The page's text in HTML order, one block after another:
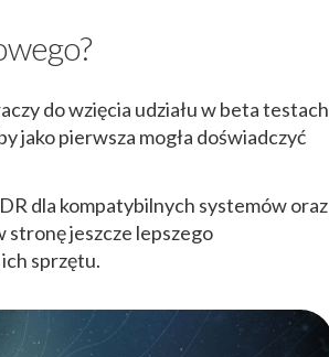
do wzięcia udziału w beta testach
jako pierwsza mogła doświadczyć
dla kompatybilnych systemów oraz
stronę jeszcze lepszego
sprzętu.